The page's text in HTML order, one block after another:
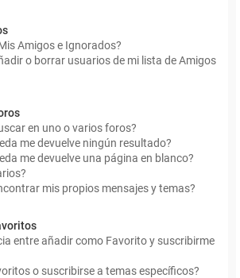
Amigos e Ignorados?
o borrar usuarios de mi lista de Amigos
en uno o varios foros?
me devuelve ningún resultado?
me devuelve una página en blanco?
mis propios mensajes y temas?
entre añadir como Favorito y suscribirme
o suscribirse a temas específicos?